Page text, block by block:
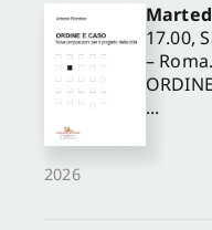
2026
17.00,
–
...